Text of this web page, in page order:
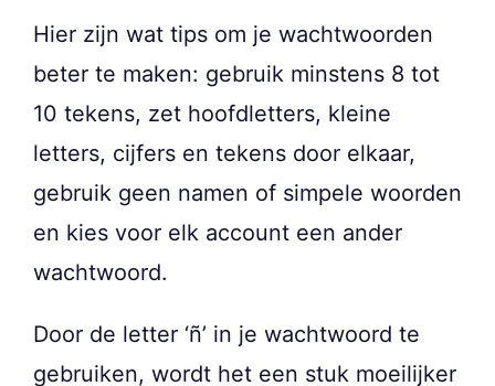
Hier zijn wat tips om je wachtwoorden
beter te maken: gebruik minstens 8 tot
10 tekens, zet hoofdletters, kleine
letters, cijfers en tekens door elkaar,
gebruik geen namen of simpele woorden
en kies voor elk account een ander
wachtwoord.
Door de letter ‘ñ’ in je wachtwoord te
gebruiken, wordt het een stuk moeilijker